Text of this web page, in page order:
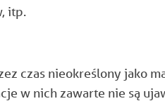
itp.
czas nieokreślony jako
w nich zawarte nie są